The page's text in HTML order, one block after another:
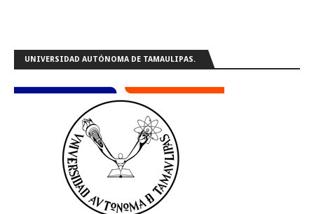
UNIVERSIDAD AUTÓNOMA DE TAMAULIPAS.